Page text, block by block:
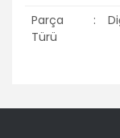
Parça
Türü
:
konularda